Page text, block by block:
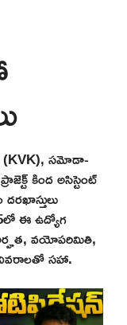
(KVK), సమోడా-
కింద అసిస్టెంట్
ఈ ఉద్యోగ
వయోపరిమితి,
సహా.